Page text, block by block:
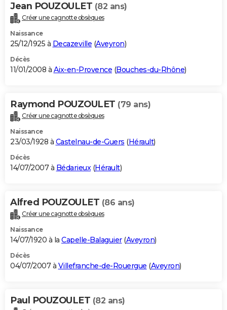
Jean POUZOULET (82 ans)
Créer une cagnotte obsèques
Naissance
25/12/1925 à Decazeville (Aveyron)
Décès
11/01/2008 à Aix-en-Provence (Bouches-du-Rhône)
Raymond POUZOULET (79 ans)
Créer une cagnotte obsèques
Naissance
23/03/1928 à Castelnau-de-Guers (Hérault)
Décès
14/07/2007 à Bédarieux(Hérault)
Alfred POUZOULET (86 ans)
Créer une cagnotte obsèques
Naissance
14/07/1920 à la Capelle-Balaguier(Aveyron)
Décès
04/07/2007 à Villefranche-de-Rouergue (Aveyron)
Paul POUZOULET (82 ans)